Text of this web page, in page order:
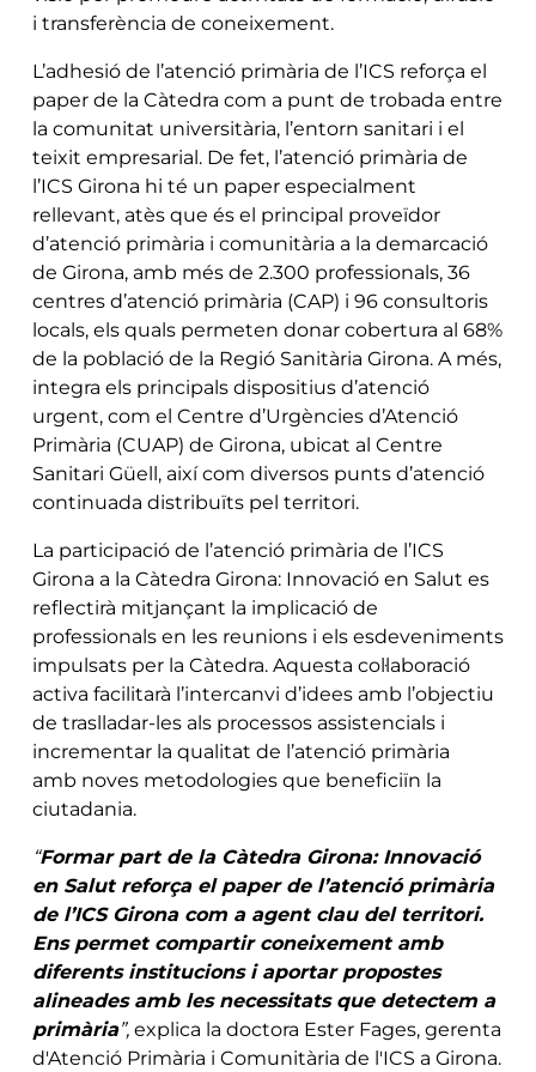
i transferència de coneixement.
L’adhesió de l’atenció primària de l’ICS reforça el
paper de la Càtedra com a punt de trobada entre
la comunitat universitària, l’entorn sanitari i el
teixit empresarial. De fet, l’atenció primària de
l’ICS Girona hi té un paper especialment
rellevant, atès que és el principal proveïdor
d’atenció primària i comunitària a la demarcació
de Girona, amb més de 2.300 professionals, 36
centres d’atenció primària (CAP) i 96 consultoris
locals, els quals permeten donar cobertura al 68%
de la població de la Regió Sanitària Girona. A més,
integra els principals dispositius d’atenció
urgent, com el Centre d’Urgències d’Atenció
Primària (CUAP) de Girona, ubicat al Centre
Sanitari Güell, així com diversos punts d’atenció
continuada distribuïts pel territori.
La participació de l’atenció primària de l’ICS
Girona a la Càtedra Girona: Innovació en Salut es
reflectirà mitjançant la implicació de
professionals en les reunions i els esdeveniments
impulsats per la Càtedra. Aquesta col·laboració
activa facilitarà l’intercanvi d’idees amb l’objectiu
de traslladar-les als processos assistencials i
incrementar la qualitat de l’atenció primària
amb noves metodologies que beneficiïn la
ciutadania.
“Formar part de la Càtedra Girona: Innovació
en Salut reforça el paper de l’atenció primària
de l’ICS Girona com a agent clau del territori.
Ens permet compartir coneixement amb
diferents institucions i aportar propostes
alineades amb les necessitats que detectem a
primària”, explica la doctora Ester Fages, gerenta
d'Atenció Primària i Comunitària de l'ICS a Girona.